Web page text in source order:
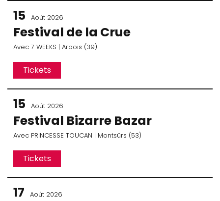
15 Août 2026
Festival de la Crue
Avec 7 WEEKS | Arbois (39)
Tickets
15 Août 2026
Festival Bizarre Bazar
Avec PRINCESSE TOUCAN | Montsûrs (53)
Tickets
17 Août 2026